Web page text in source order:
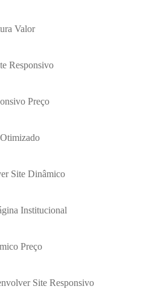
Valor
Responsivo
Preço
Site Dinâmico
Institucional
Preço
Site Responsivo